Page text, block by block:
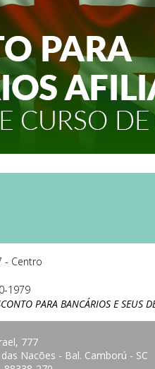
- Centro
1979
PARA BANCÁRIOS E SEUS
777
Nacões - Bal. Camború - SC